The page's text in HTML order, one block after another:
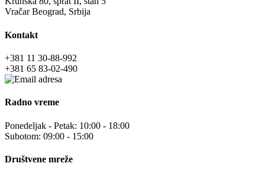
Vračar Beograd, Srbija
Kontakt
+381 11 30-88-992
+381 65 83-02-490
Radno vreme
Ponedeljak - Petak: 10:00 - 18:00
Subotom: 09:00 - 15:00
Društvene mreže